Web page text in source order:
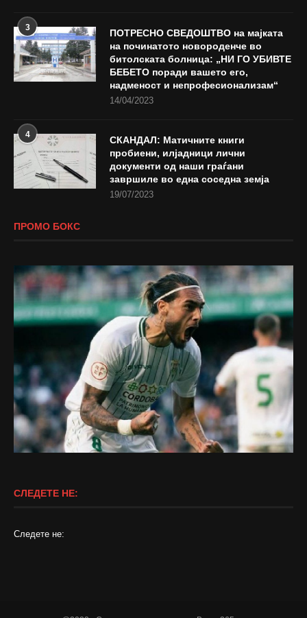
3
ПОТРЕСНО СВЕДОШТВО на мајката
на починатото новороденче во
битолската болница: „НИ ГО УБИВТЕ
БЕБЕТО поради вашето его,
надменост и непрофесионализам“
14/04/2023
4
СКАНДАЛ: Матичните книги
пробиени, илјадници лични
документи од наши граѓани
завршиле во една соседна земја
19/07/2023
ПРОМО БОКС
СЛЕДЕТЕ НЕ:
Следете не: